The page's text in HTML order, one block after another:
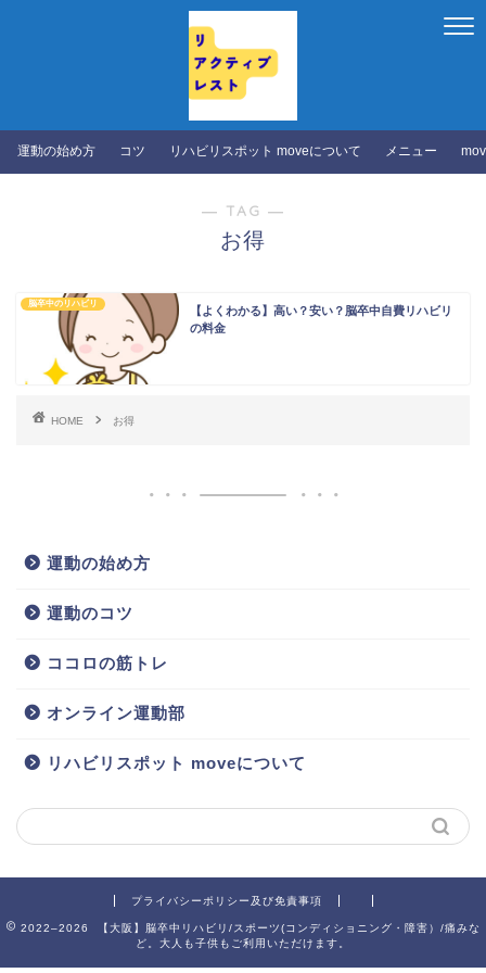
運動の始め方 コツ リハビリスポット moveについて メニュー
― TAG ―
お得
脳卒中のリハビリ
【よくわかる】高い？安い？脳卒中自費リハビリ
の料金
HOME お得
運動の始め方
運動のコツ
ココロの筋トレ
オンライン運動部
リハビリスポット moveについて
プライバシーポリシー及び免責事項
2022–2026 【大阪】脳卒中リハビリ/スポーツ(コンディショニング・障害）/痛みな
ど。大人も子供もご利用いただけます。